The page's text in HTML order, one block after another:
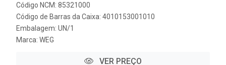
Código NCM: 85321000
Código de Barras da Caixa: 4010153001010
Embalagem: UN/1
Marca: WEG
VER PREÇO